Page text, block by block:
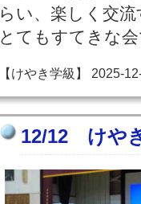
らい、楽しく交
とてもすてきな
【けやき学級】 2025-
12/12 けや